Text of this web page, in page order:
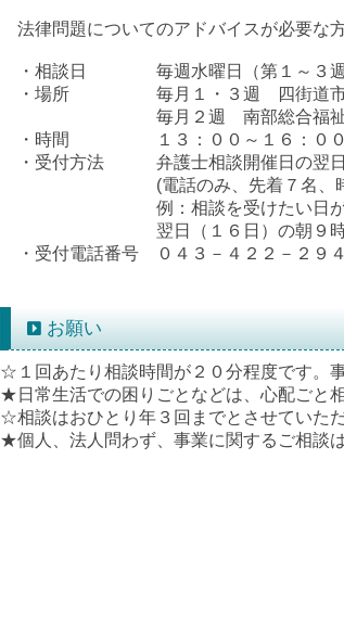
法律問題についてのアドバイスが必要な
・相談日 毎週水曜日（第１～３週目
・場所 毎月１・３週 四街道市総
毎月２週 南部総合福祉セン
・時間 １３：００～１６：００
・受付方法 弁護士相談開催日の翌日９
(電話のみ、先着７名、時間
例：相談を受けたい日が１月２２
翌日（１６日）の朝９時より
・受付電話番号 ０４３－４２２－２９
お願い
☆１回あたり相談時間が２０分程度です。
★日常生活での困りごとなどは、心配ごと
☆相談はおひとり年３回までとさせていた
★個人、法人問わず、事業に関するご相談